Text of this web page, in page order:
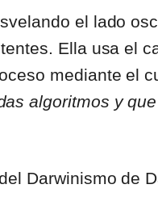
el lado
Ella usa el
mediante el
algoritmos y
Darwinismo de